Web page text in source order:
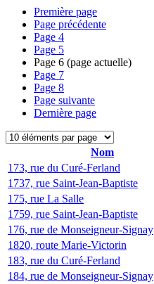
Première page
Page précédente
Page 4
Page 5
Page 6 (page actuelle)
Page 7
Page 8
Page suivante
Dernière page
Nom
173, rue du Curé-Ferland
1737, rue Saint-Jean-Baptiste
175, rue La Salle
1759, rue Saint-Jean-Baptiste
176, rue de Monseigneur-Signay
1820, route Marie-Victorin
183, rue du Curé-Ferland
184, rue de Monseigneur-Signay